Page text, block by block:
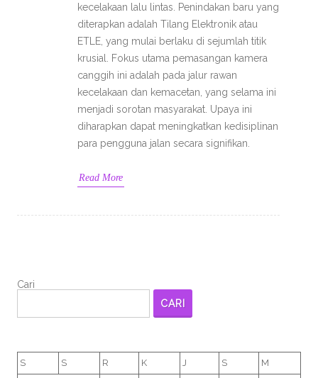
kecelakaan lalu lintas. Penindakan baru yang
diterapkan adalah Tilang Elektronik atau
ETLE, yang mulai berlaku di sejumlah titik
krusial. Fokus utama pemasangan kamera
canggih ini adalah pada jalur rawan
kecelakaan dan kemacetan, yang selama ini
menjadi sorotan masyarakat. Upaya ini
diharapkan dapat meningkatkan kedisiplinan
para pengguna jalan secara signifikan.
Read More
Cari
CARI
S S R K J S M